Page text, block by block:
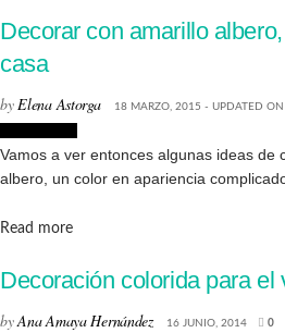
Decorar con amarillo
casa
byElena Astorga 18 MARZO, 2015 - UPDATED
Vamos a ver entonces algunas ideas de
albero, un color en apariencia
Read moreDetails
Decoración colorida para el
byAna Amaya Hernández 16 JUNIO, 2014 0